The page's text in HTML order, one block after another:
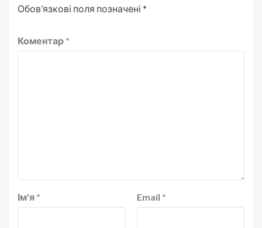
Обов’язкові поля позначені *
Коментар *
Ім'я * Email *